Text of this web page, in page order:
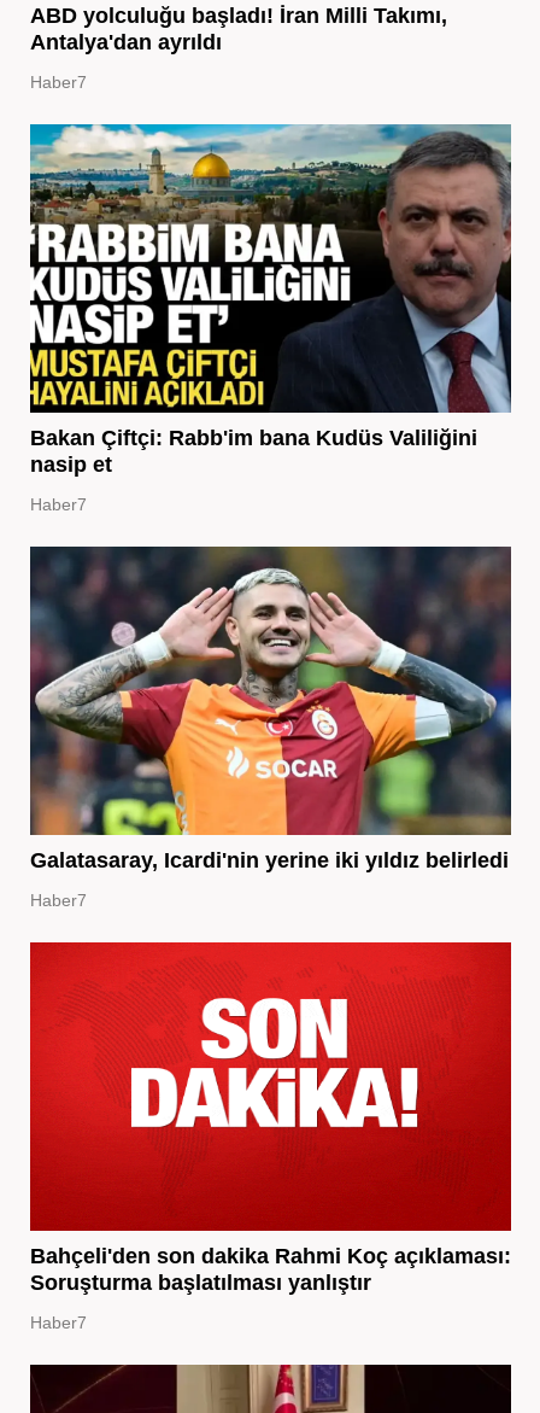
ABD yolculuğu başladı! İran Milli Takımı,
Antalya'dan ayrıldı
Haber7
Bakan Çiftçi: Rabb'im bana Kudüs Valiliğini
nasip et
Haber7
Galatasaray, Icardi'nin yerine iki yıldız belirledi
Haber7
Bahçeli'den son dakika Rahmi Koç açıklaması:
Soruşturma başlatılması yanlıştır
Haber7